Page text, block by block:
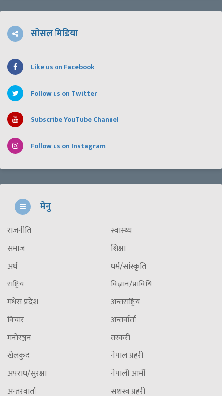
सोसल मिडिया
Like us on Facebook
Follow us on Twitter
Subscribe YouTube Channel
Follow us on Instagram
मेनु
राजनीति
समाज
अर्थ
राष्ट्रिय
मधेस प्रदेश
विचार
मनोरञ्जन
खेलकुद
अपराध/सुरक्षा
अन्तरवार्ता
स्वास्थ्य
शिक्षा
धर्म/सांस्कृति
विज्ञान/प्राविधि
अन्तराष्ट्रिय
अन्तर्वार्ता
तस्करी
नेपाल प्रहरी
नेपाली आर्मी
सशस्त्र प्रहरी